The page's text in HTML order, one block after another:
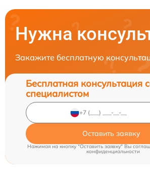
Нужна
Закажите бесплатную
Бесплатная консультация
специалистом
Оставить заявку
Нажимая на кнопку "Оставить заявку" Вы
конфиденциальности